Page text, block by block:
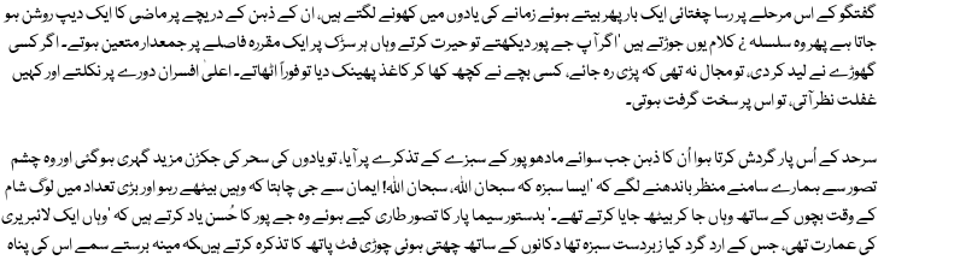
گفتگو کے اس مرحلے پر رسا چغتائی ایک بار پھر بیتے ہوئے زمانے کی یادوں میں کھونے لگتے ہیں، ان کے ذہن کے دریچے پر ماضی کا ایک دیپ روشن ہو
جاتا ہے پھر وہ سلسلہ ¿ کلام یوں جوڑتے ہیں 'اگر آپ جے پور دیکھتے تو حیرت کرتے وہاں ہر سڑک پر ایک مقررہ فاصلے پر جمعدار متعین ہوتے۔ اگر کسی
گھوڑے نے لید کر دی، تو مجال نہ تھی کہ پڑی رہ جائے، کسی بچے نے کچھ کھا کر کاغذ پھینک دیا تو فوراً اٹھاتے۔ اعلیٰ افسران دورے پر نکلتے اور کہیں
غفلت نظر آتی، تو اس پر سخت گرفت ہوتی۔
سرحد کے اُس پار گردش کرتا ہوا اُن کا ذہن جب سوائے مادھوپور کے سبزے کے تذکرے پر آیا، تو یادوں کی سحر کی جکڑن مزید گہری ہوگئی اور وہ چشم
تصور سے ہمارے سامنے منظر باندھنے لگے کہ 'ایسا سبزہ کہ سبحان اللہ، سبحان اللہ! ایمان سے جی چاہتا کہ وہیں بیٹھے رہو اور بڑی تعداد میں لوگ شام
کے وقت بچوں کے ساتھ وہاں جا کر بیٹھ جایا کرتے تھے۔' بدستور سیما پار کا تصور طاری کیے ہوئے وہ جے پور کا حُسن یاد کرتے ہیں کہ 'وہاں ایک لائبریری
کی عمارت تھی، جس کے ارد گرد کیا زبردست سبزہ تھا دکانوں کے ساتھ چھتی ہوئی چوڑی فٹ پاتھ کا تذکرہ کرتے ہیںکہ مینہ برستے سمے اس کی پناہ